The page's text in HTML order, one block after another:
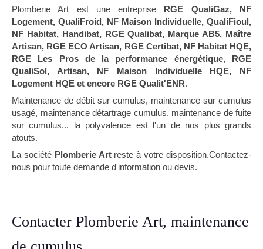
Plomberie Art est une entreprise RGE QualiGaz, NF
Logement, QualiFroid, NF Maison Individuelle, QualiFioul,
NF Habitat, Handibat, RGE Qualibat, Marque AB5, Maître
Artisan, RGE ECO Artisan, RGE Certibat, NF Habitat HQE,
RGE Les Pros de la performance énergétique, RGE
QualiSol, Artisan, NF Maison Individuelle HQE, NF
Logement HQE et encore RGE Qualit'ENR.
Maintenance de débit sur cumulus, maintenance sur cumulus
usagé, maintenance détartrage cumulus, maintenance de fuite
sur cumulus... la polyvalence est l'un de nos plus grands
atouts.
La société Plomberie Artreste à votre disposition.Contactez-
nous pour toute demande d'information ou devis.
Contacter Plomberie Art, maintenance